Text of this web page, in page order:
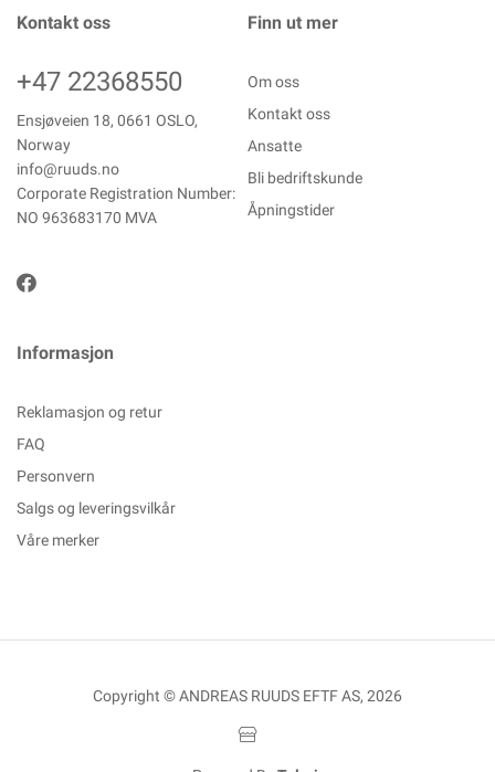
Kontakt oss
+47 22368550
Ensjøveien 18, 0661 OSLO,
Norway
info@ruuds.no
Corporate Registration Number:
NO 963683170 MVA
Finn ut mer
Om oss
Kontakt oss
Ansatte
Bli bedriftskunde
Åpningstider
Informasjon
Reklamasjon og retur
FAQ
Personvern
Salgs og leveringsvilkår
Våre merker
Copyright © ANDREAS RUUDS EFTF AS, 2026